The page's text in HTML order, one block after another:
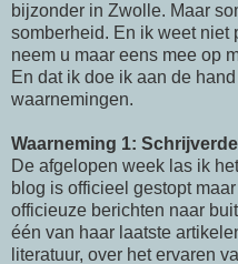
bijzonder in Zwolle. Maar
somberheid. En ik weet niet
neem u maar eens mee op
En dat ik doe ik aan de
waarnemingen.
Waarneming 1:
De afgelopen week las ik
blog is officieel gestopt
officieuze berichten naar
één van haar laatste
literatuur, over het ervaren